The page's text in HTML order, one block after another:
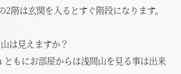
階は玄関を入るとすぐ階段になります。
は見えますか？
もにお部屋からは浅間山を見る事は出来